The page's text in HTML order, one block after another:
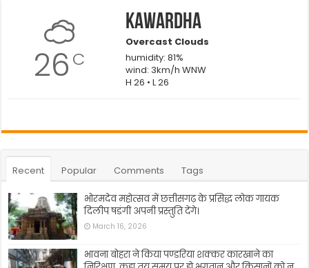
26 C
Kawardha
Overcast Clouds
humidity: 81%
wind: 3km/h WNW
H 26 • L 26
Recent Popular Comments Tags
भोरमदेव महोत्सव में छत्तीसगढ़ के प्रसिद्ध लोक गायक
दिलीप षडंगी अपनी प्रस्तुति देंगे।
March 16, 2026
भावना बोहरा ने किया पण्डरिया शक्कर कारखाने का